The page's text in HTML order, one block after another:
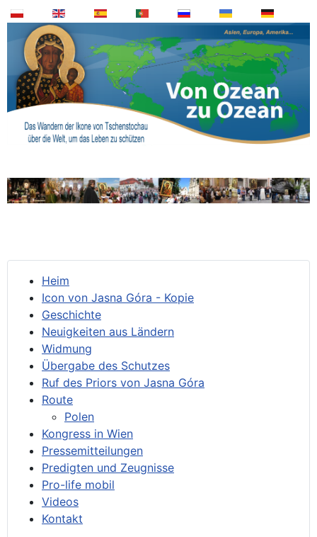
Heim
Icon von Jasna Góra - Kopie
Geschichte
Neuigkeiten aus Ländern
Widmung
Übergabe des Schutzes
Ruf des Priors von Jasna Góra
Route
Polen
Kongress in Wien
Pressemitteilungen
Predigten und Zeugnisse
Pro-life mobil
Videos
Kontakt